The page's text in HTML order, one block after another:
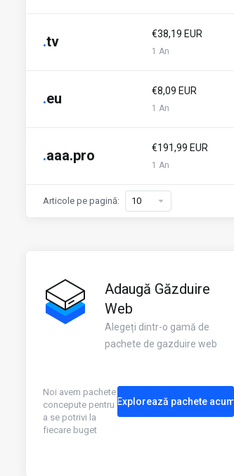
.tv €38,19 EUR
1 An
.eu €8,09 EUR
1 An
.aaa.pro €191,99 EUR
1 An
Articole pe pagină:
Adaugă Găzduire
Web
Alegeți dintr-o gamă de
pachete de gazduire web
Noi avem pachete
concepute pentru
a se potrivi la
fiecare buget
Explorează pachete acum